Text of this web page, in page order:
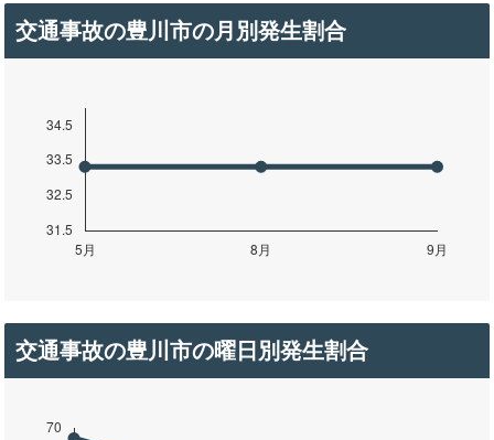
交通事故の豊川市の月別発生割合
交通事故の豊川市の曜日別発生割合